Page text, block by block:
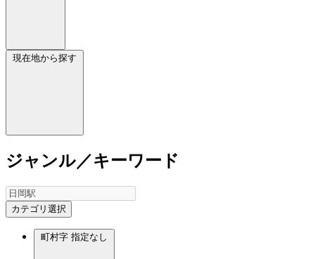
現在地から探す
ジャンル／キーワード
カテゴリ選択
町村字 指定なし